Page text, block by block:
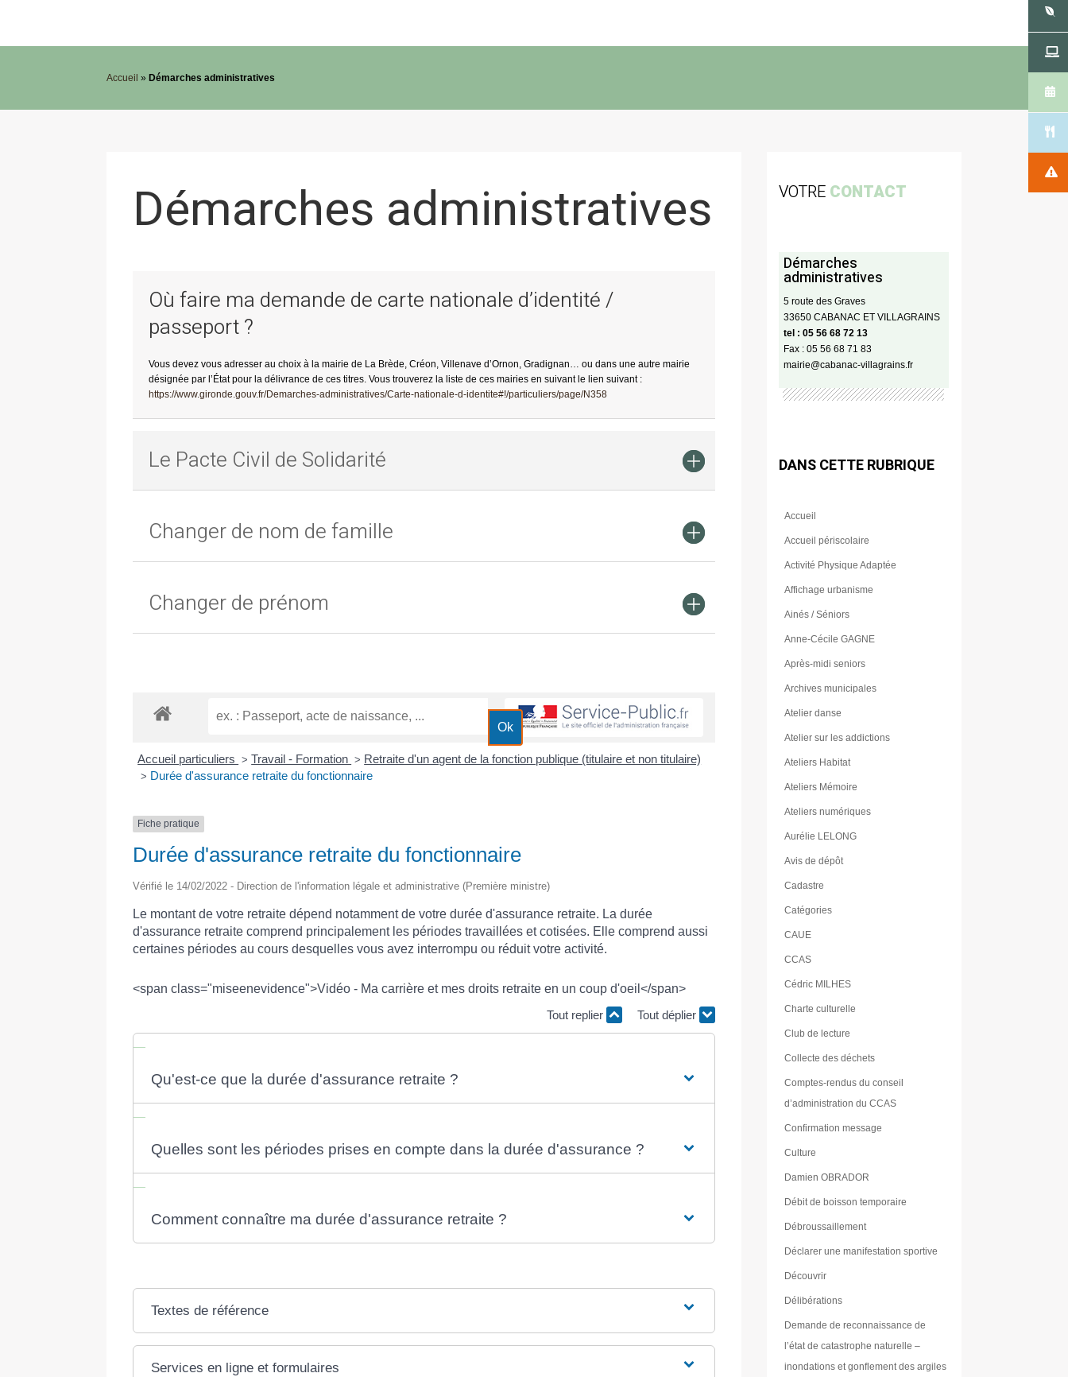
Accueil »Démarches administratives
Démarches administratives
Où faire ma demande de carte nationale d’identité /
passeport ?
Vous devez vous adresser au choix à la mairie de La Brède, Créon, Villenave d’Ornon, Gradignan… ou dans une autre mairie
désignée par l’État pour la délivrance de ces titres. Vous trouverez la liste de ces mairies en suivant le lien suivant :
https://www.gironde.gouv.fr/Demarches-administratives/Carte-nationale-d-identite#!/particuliers/page/N358
Le Pacte Civil de Solidarité
Changer de nom de famille
Changer de prénom
Accueil particuliers > Travail - Formation > Retraite d'un agent de la fonction publique (titulaire et non titulaire)
> Durée d'assurance retraite du fonctionnaire
Fiche pratique
Durée d'assurance retraite du fonctionnaire
Vérifié le 14/02/2022 - Direction de l'information légale et administrative (Première ministre)
Le montant de votre retraite dépend notamment de votre durée d'assurance retraite. La durée
d'assurance retraite comprend principalement les périodes travaillées et cotisées. Elle comprend aussi
certaines périodes au cours desquelles vous avez interrompu ou réduit votre activité.
<span class="miseenevidence">Vidéo - Ma carrière et mes droits retraite en un coup d'oeil</span>
Tout replier Tout déplier
Qu'est-ce que la durée d'assurance retraite ?
Quelles sont les périodes prises en compte dans la durée d'assurance ?
Comment connaître ma durée d'assurance retraite ?
Textes de référence
Services en ligne et formulaires
VOTRE CONTACT
Démarches
administratives
5 route des Graves
33650 CABANAC ET VILLAGRAINS
tel : 05 56 68 72 13
Fax : 05 56 68 71 83
mairie@cabanac-villagrains.fr
DANS CETTE RUBRIQUE
Accueil
Accueil périscolaire
Activité Physique Adaptée
Affichage urbanisme
Ainés / Séniors
Anne-Cécile GAGNE
Après-midi seniors
Archives municipales
Atelier danse
Atelier sur les addictions
Ateliers Habitat
Ateliers Mémoire
Ateliers numériques
Aurélie LELONG
Avis de dépôt
Cadastre
Catégories
CAUE
CCAS
Cédric MILHES
Charte culturelle
Club de lecture
Collecte des déchets
Comptes-rendus du conseil
d’administration du CCAS
Confirmation message
Culture
Damien OBRADOR
Débit de boisson temporaire
Débroussaillement
Déclarer une manifestation sportive
Découvrir
Délibérations
Demande de reconnaissance de
l’état de catastrophe naturelle –
inondations et gonflement des argiles